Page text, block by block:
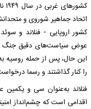
کشور اروپایی - فنلاند و
عوض سیاست‌های دقیق جنگ
را کنار گذاشتند و رسما
فنلاند به‌عنوان سی و یکمین
اقدامی است که چشم‌انداز